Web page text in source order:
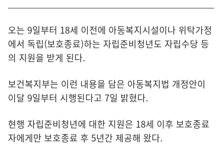
오는 9일부터 18세 이전에 아동복지시설이나 위탁가정
에서 독립(보호종료)하는 자립준비청년도 자립수당 등
의 지원을 받게 된다.
보건복지부는 이런 내용을 담은 아동복지법 개정안이
이달 9일부터 시행된다고 7일 밝혔다.
현행 자립준비청년에 대한 지원은 18세 이후 보호종료
자에게만 보호종료 후 5년간 제공해 왔다.